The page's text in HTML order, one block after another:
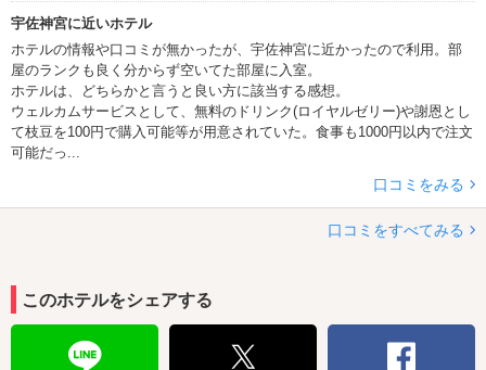
宇佐神宮に近いホテル
ホテルの情報や口コミが無かったが、宇佐神宮に近かったので利用。部
屋のランクも良く分からず空いてた部屋に入室。
ホテルは、どちらかと言うと良い方に該当する感想。
ウェルカムサービスとして、無料のドリンク(ロイヤルゼリー)や謝恩とし
て枝豆を100円で購入可能等が用意されていた。食事も1000円以内で注文
可能だっ...
口コミをみる
口コミをすべてみる
このホテルをシェアする